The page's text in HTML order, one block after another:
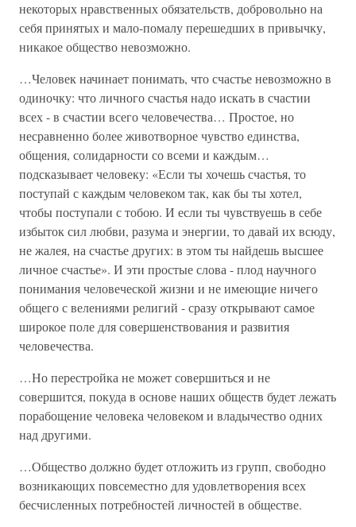
некоторых нравственных обязательств, добровольно на
себя принятых и мало-помалу перешедших в привычку,
никакое общество невозможно.
…Человек начинает понимать, что счастье невозможно в
одиночку: что личного счастья надо искать в счастии
всех - в счастии всего человечества… Простое, но
несравненно более животворное чувство единства,
общения, солидарности со всеми и каждым…
подсказывает человеку: «Если ты хочешь счастья, то
поступай с каждым человеком так, как бы ты хотел,
чтобы поступали с тобою. И если ты чувствуешь в себе
избыток сил любви, разума и энергии, то давай их всюду,
не жалея, на счастье других: в этом ты найдешь высшее
личное счастье». И эти простые слова - плод научного
понимания человеческой жизни и не имеющие ничего
общего с велениями религий - сразу открывают самое
широкое поле для совершенствования и развития
человечества.
…Но перестройка не может совершиться и не
совершится, покуда в основе наших обществ будет лежать
порабощение человека человеком и владычество одних
над другими.
…Общество должно будет отложить из групп, свободно
возникающих повсеместно для удовлетворения всех
бесчисленных потребностей личностей в обществе.